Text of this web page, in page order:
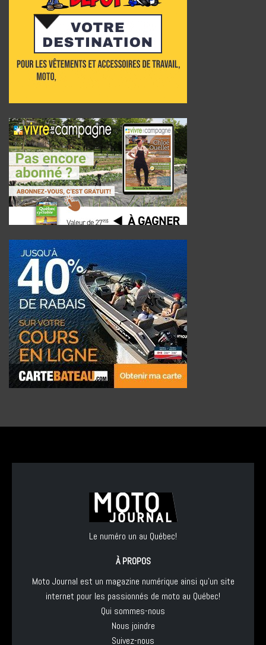
Le numéro un au Québec!
À PROPOS
Moto Journal est un magazine numérique ainsi qu'un site
internet pour les passionnés de moto au Québec!
Qui sommes-nous
Nous joindre
Suivez-nous